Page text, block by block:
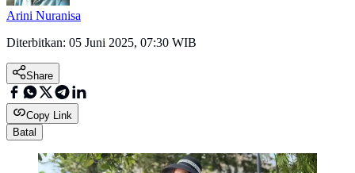
Arini Nuranisa
Diterbitkan: 05 Juni 2025, 07:30 WIB
Share
Copy Link
Batal